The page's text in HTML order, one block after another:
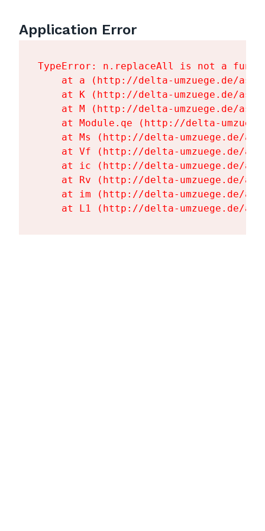
Application Error
TypeError: n.replaceAll is not a
at a (http://delta-umzuege.de/
at K (http://delta-umzuege.de/
at M (http://delta-umzuege.de/
at Module.qe (http://delta-
at Ms (http://delta-umzuege.de/
at Vf (http://delta-umzuege.de/
at ic (http://delta-umzuege.de/
at Rv (http://delta-umzuege.de/
at im (http://delta-umzuege.de/
at L1 (http://delta-umzuege.de/